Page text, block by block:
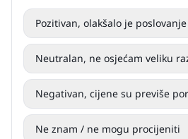
Pozitivan, olakšalo je
Neutralan, ne osjećam veliku
Negativan, cijene su previše
Ne znam / ne mogu procijeniti